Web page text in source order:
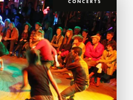
CONCERTS